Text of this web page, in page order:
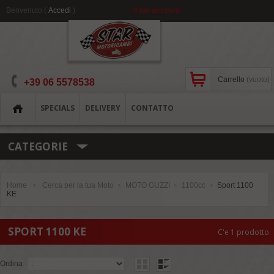
Carrello (vuoto)
Il tuo account
Benvenuto ( Accedi )
SPECIALS DELIVERY CONTATTO
+39 06 5578538
CATEGORIE
Home Cerca per la tua Moto MOTO GUZZI 1100cc
Sport 1100
KE
SPORT 1100 KE C'e 1 prodotto.
Ordina